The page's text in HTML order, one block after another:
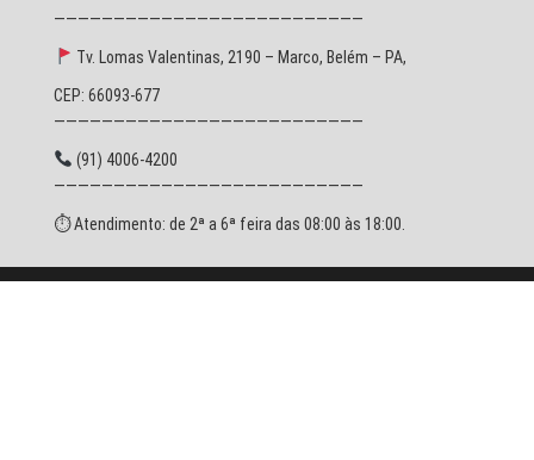
——————————————————————————
Tv. Lomas Valentinas, 2190 – Marco, Belém – PA,
CEP: 66093-677
——————————————————————————
(91) 4006-4200
——————————————————————————
⏱ Atendimento: de 2ª a 6ª feira das 08:00 às 18:00.